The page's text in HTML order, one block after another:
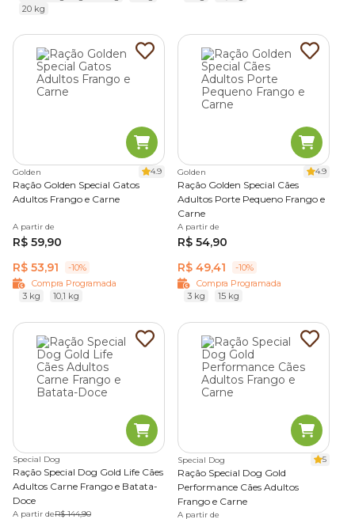
20 kg
Golden 4.9
Ração Golden Special Gatos
Adultos Frango e Carne
A partir de
R$ 59,90
R$ 53,91
-10%
Compra Programada
3 kg
10,1 kg
Golden 4.9
Ração Golden Special Cães
Adultos Porte Pequeno Frango e
Carne
A partir de
R$ 54,90
R$ 49,41
-10%
Compra Programada
3 kg
15 kg
Special Dog
Ração Special Dog Gold Life Cães
Adultos Carne Frango e Batata-
Doce
A partir deR$ 144,90
Special Dog 5
Ração Special Dog Gold
Performance Cães Adultos
Frango e Carne
A partir de